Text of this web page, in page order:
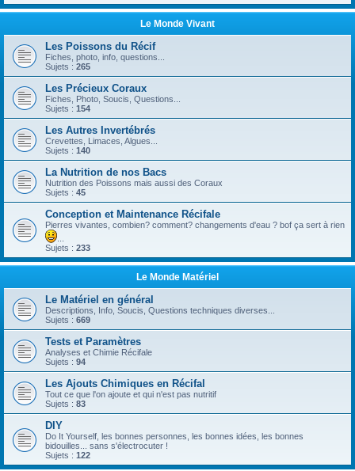
Le Monde Vivant
Les Poissons du Récif
Fiches, photo, info, questions...
Sujets : 265
Les Précieux Coraux
Fiches, Photo, Soucis, Questions...
Sujets : 154
Les Autres Invertébrés
Crevettes, Limaces, Algues...
Sujets : 140
La Nutrition de nos Bacs
Nutrition des Poissons mais aussi des Coraux
Sujets : 45
Conception et Maintenance Récifale
Pierres vivantes, combien? comment? changements d'eau ? bof ça sert à rien
Sujets : 233
Le Monde Matériel
Le Matériel en général
Descriptions, Info, Soucis, Questions techniques diverses...
Sujets : 669
Tests et Paramètres
Analyses et Chimie Récifale
Sujets : 94
Les Ajouts Chimiques en Récifal
Tout ce que l'on ajoute et qui n'est pas nutritif
Sujets : 83
DIY
Do It Yourself, les bonnes personnes, les bonnes idées, les bonnes
bidouilles... sans s'électrocuter !
Sujets : 122